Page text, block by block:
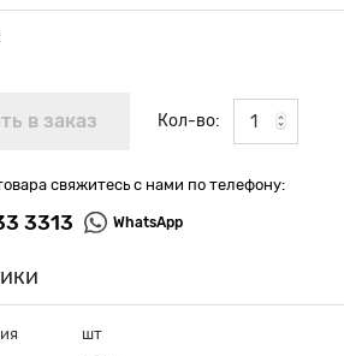
Кол-во:
свяжитесь с нами по телефону:
3313 WhatsApp
шт